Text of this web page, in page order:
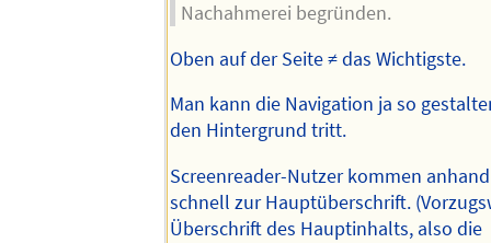
Nachahmerei begründen.
Oben auf der Seite ≠ das Wichtigste.
Man kann die Navigation ja so
den Hintergrund tritt.
Screenreader-Nutzer kommen
schnell zur Hauptüberschrift.
Überschrift des Hauptinhalts, also die